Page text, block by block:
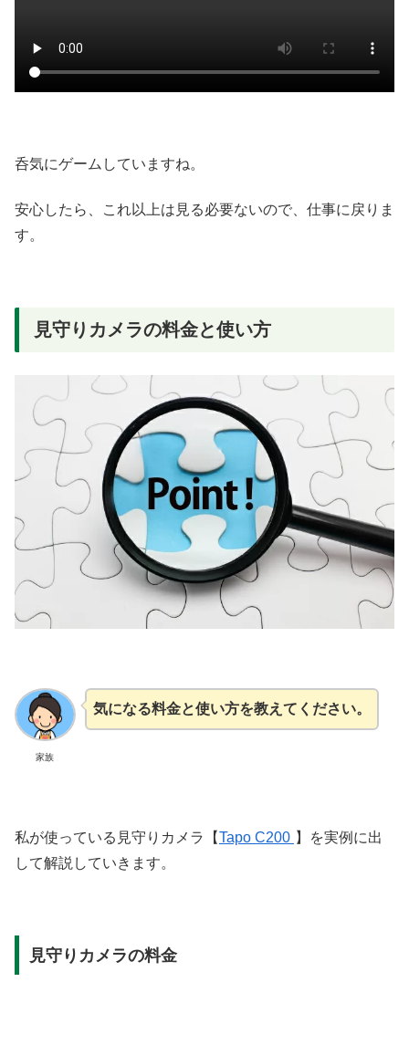
呑気にゲームしていますね。
安心したら、これ以上は見る必要ないので、仕事に戻りま
す。
見守りカメラの料金と使い方
家族
気になる料金と使い方を教えてください。
私が使っている見守りカメラ【Tapo C200 】を実例に出
して解説していきます。
見守りカメラの料金